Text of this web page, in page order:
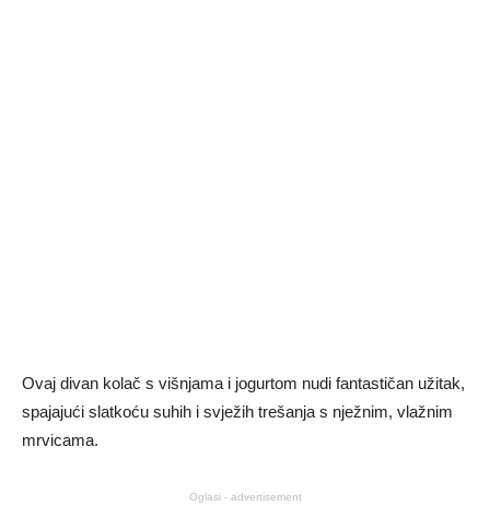
Ovaj divan kolač s višnjama i jogurtom nudi fantastičan užitak,
spajajući slatkoću suhih i svježih trešanja s nježnim, vlažnim
mrvicama.
Oglasi - advertisement